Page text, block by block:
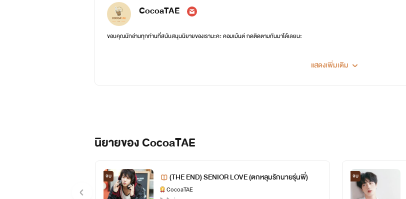
CocoaTAE
ขอบคุณนักอ่านทุกท่านที่สนับสนุนนิยายของเรานะคะ คอมเม้นต์ กดติดตามกันมาได้เลยนะ
แสดงเพิ่มเติม
นิยายของ CocoaTAE
จบ (THE END) SENIOR LOVE (ตกหลุมรักนายรุ่นพี่)
CocoaTAE
จบ